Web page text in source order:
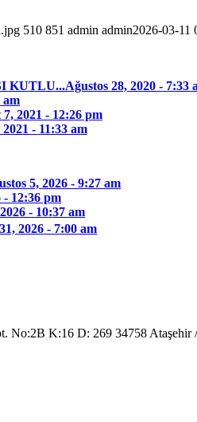
510 851 admin admin2026-03-11
KUTLU...Ağustos 28, 2020 - 7:33
am
2021 - 12:26 pm
- 11:33 am
5, 2026 - 9:27 am
- 12:36 pm
- 10:37 am
2026 - 7:00 am
No:2B K:16 D: 269 34758 Ataşehir